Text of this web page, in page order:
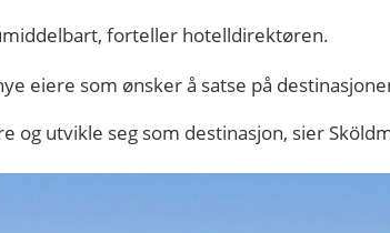
forteller hotelldirektøren.
eiere som ønsker å satse på
og utvikle seg som destinasjon, sier